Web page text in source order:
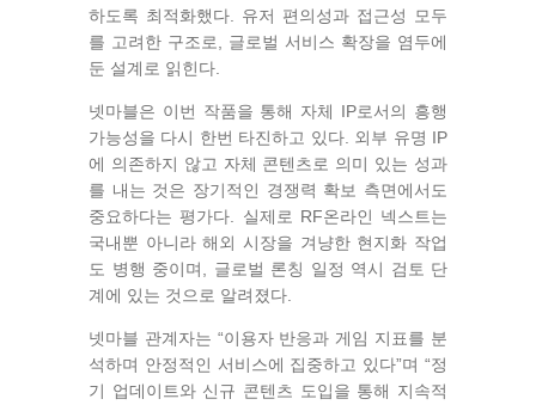
하도록 최적화했다. 유저 편의성과 접근성 모두
를 고려한 구조로, 글로벌 서비스 확장을 염두에
둔 설계로 읽힌다.
넷마블은 이번 작품을 통해 자체 IP로서의 흥행
가능성을 다시 한번 타진하고 있다. 외부 유명 IP
에 의존하지 않고 자체 콘텐츠로 의미 있는 성과
를 내는 것은 장기적인 경쟁력 확보 측면에서도
중요하다는 평가다. 실제로 RF온라인 넥스트는
국내뿐 아니라 해외 시장을 겨냥한 현지화 작업
도 병행 중이며, 글로벌 론칭 일정 역시 검토 단
계에 있는 것으로 알려졌다.
넷마블 관계자는 “이용자 반응과 게임 지표를 분
석하며 안정적인 서비스에 집중하고 있다”며 “정
기 업데이트와 신규 콘텐츠 도입을 통해 지속적